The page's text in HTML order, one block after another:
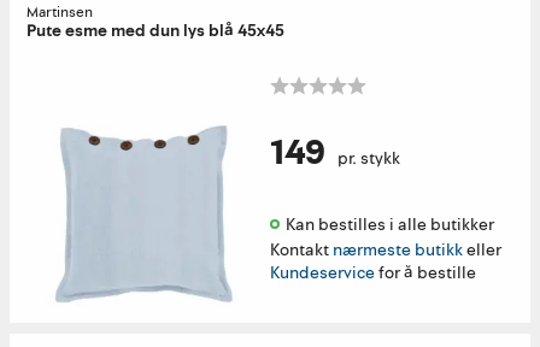
Martinsen
Pute esme med dun lys blå 45x45
149 pr. stykk
Kan bestilles i alle butikker
Kontakt nærmeste butikkeller
Kundeservicefor å bestille